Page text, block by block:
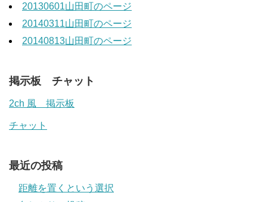
20130601山田町のページ
20140311山田町のページ
20140813山田町のページ
掲示板 チャット
2ch 風 掲示板
チャット
最近の投稿
距離を置くという選択